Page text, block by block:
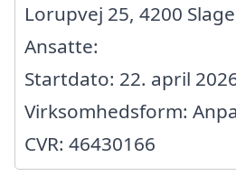
Lorupvej 25, 4200
Ansatte:
Startdato: 22. april
Virksomhedsform:
CVR: 46430166